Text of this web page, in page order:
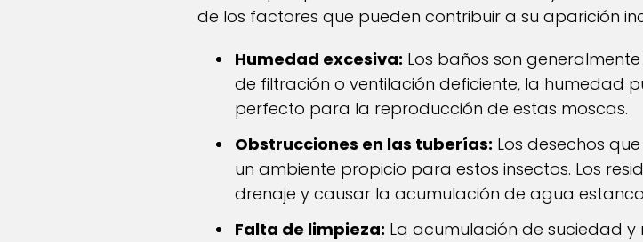
de los factores que pueden contribuir a su aparición
Humedad excesiva: Los baños son
de filtración o ventilación deficiente, la humedad
perfecto para la reproducción de estas moscas.
Obstrucciones en las tuberías: Los desechos
un ambiente propicio para estos insectos. Los
drenaje y causar la acumulación de agua
Falta de limpieza: La acumulación de suciedad y